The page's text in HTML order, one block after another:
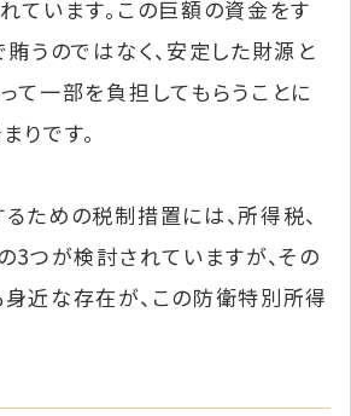
ています。この巨額の資金をす
賄うのではなく、安定した財源と
て一部を負担してもらうことに
りです。
ための税制措置には、所得税、
3つが検討されていますが、その
近な存在が、この防衛特別所得